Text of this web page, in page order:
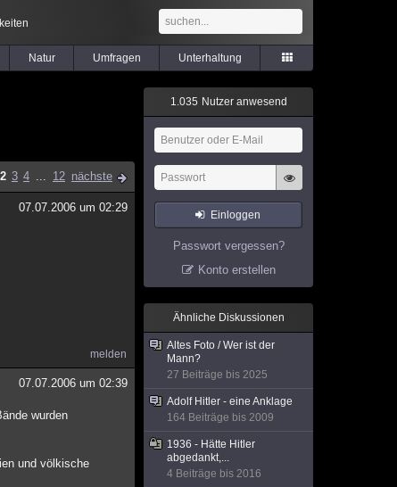
Natur Umfragen Unterhaltung
2 3 4 ... 12 nächste
07.07.2006 um 02:29
melden
07.07.2006 um 02:39
wurden
und völkische
1.035 Nutzer anwesend
Einloggen
Passwort vergessen?
Konto erstellen
Ähnliche Diskussionen
Altes Foto / Wer ist der
Mann?
27 Beiträge bis 2025
Adolf Hitler - eine Anklage
164 Beiträge bis 2009
1936 - Hätte Hitler
abgedankt,...
4 Beiträge bis 2016